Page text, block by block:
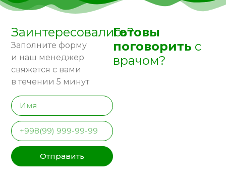
Заинтересовались?
Заполните форму
и наш менеджер
свяжется с вами
в течении 5 минут
Отправить
Готовы
поговорить с
врачом?